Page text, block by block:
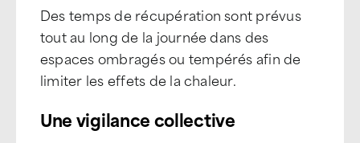
Des temps de récupération sont prévus
tout au long de la journée dans des
espaces ombragés ou tempérés afin de
limiter les effets de la chaleur.
Une vigilance collective